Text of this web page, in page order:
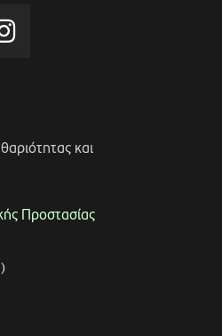
και
Προστασίας